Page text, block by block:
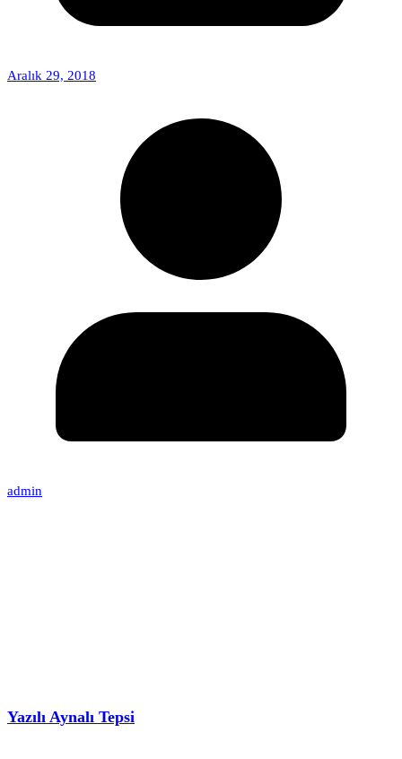
Aralık 29, 2018
admin
Yazılı Aynalı Tepsi